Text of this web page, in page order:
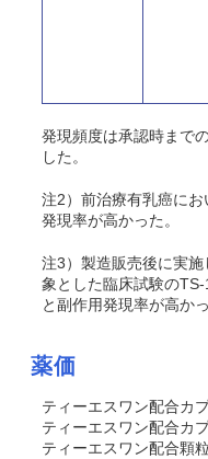
発現頻度は承認時まで
した。
注2）前治療有乳癌に
発現率が高かった。
注3）製造販売後に実
象とした臨床試験の
と副作用発現率が高かっ
薬価
ティーエスワン配合カ
ティーエスワン配合カ
ティーエスワン配合顆